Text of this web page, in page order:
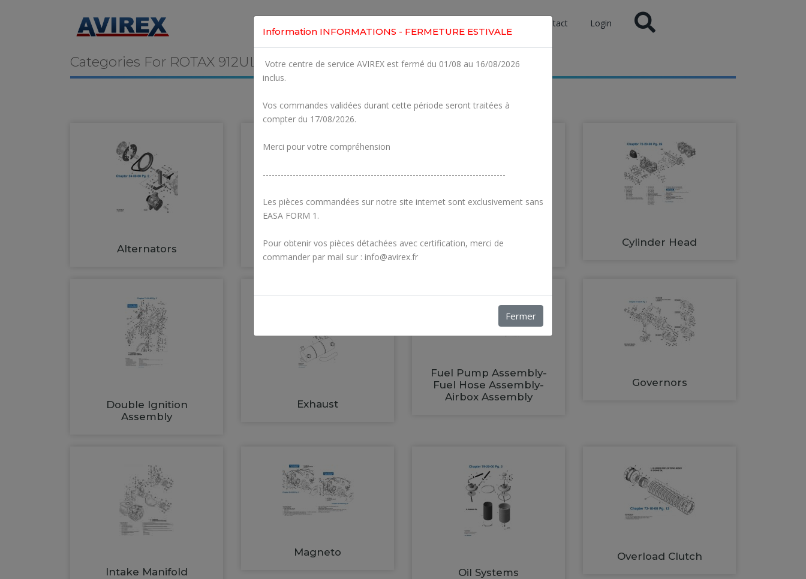
Contact Login
Categories For ROTAX 912UL
Alternators Carburetors Crankcase
Cylinder Head
Double Ignition
Assembly
Exhaust
Fuel Pump Assembly-
Fuel Hose Assembly-
Airbox Assembly
Governors
Intake Manifold
Magneto
Oil Systems
Overload Clutch
Information INFORMATIONS - FERMETURE ESTIVALE
Votre centre de service AVIREX est fermé du 01/08 au 16/08/2026
inclus.
Vos commandes validées durant cette période seront traitées à
compter du 17/08/2026.
Merci pour votre compréhension
---------------------------------------------------------------------------------
Les pièces commandées sur notre site internet sont exclusivement sans
EASA FORM 1.
Pour obtenir vos pièces détachées avec certification, merci de
commander par mail sur : info@avirex.fr
Fermer